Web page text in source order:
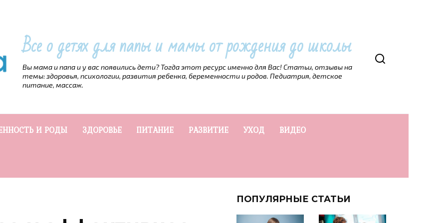
Все о детях для папы и мамы от рождения до школы
Вы мама и папа и у вас появились дети? Тогда этот ресурс именно для Вас! Статьи, отзывы на
темы: здоровья, психологии, развития ребенка, беременности и родов. Педиатрия, детское
питание, массаж.
И РОДЫ ЗДОРОВЬЕ ПИТАНИЕ РАЗВИТИЕ УХОД ВИДЕО
ПОПУЛЯРНЫЕ СТАТЬИ